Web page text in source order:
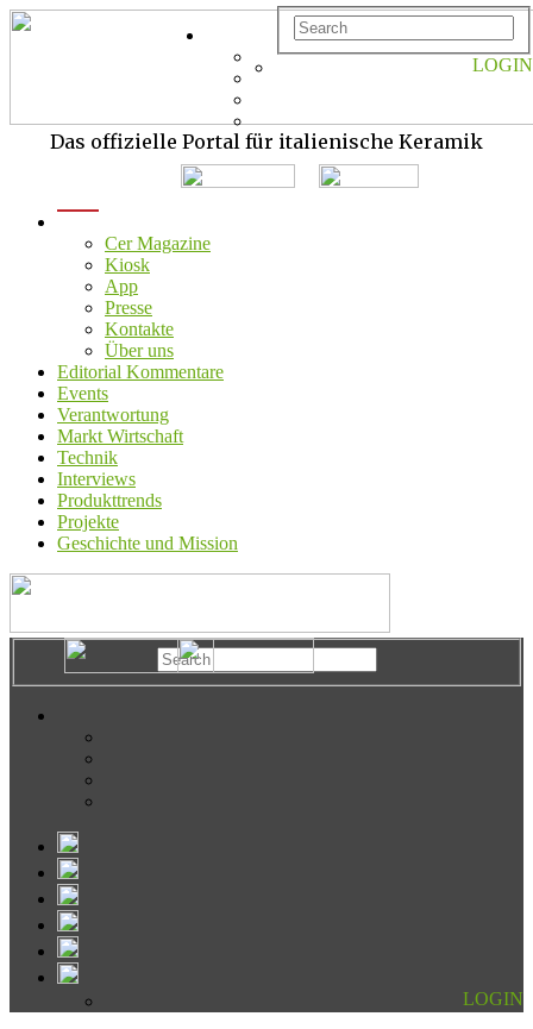
Das offizielle Portal für italienische Keramik
Cer Magazine
Kiosk
App
Presse
Kontakte
Über uns
Editorial Kommentare
Events
Verantwortung
Markt Wirtschaft
Technik
Interviews
Produkttrends
Projekte
Geschichte und Mission
LOGIN
LOGIN